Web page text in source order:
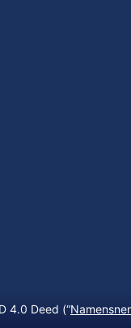
4.0 Deed (“